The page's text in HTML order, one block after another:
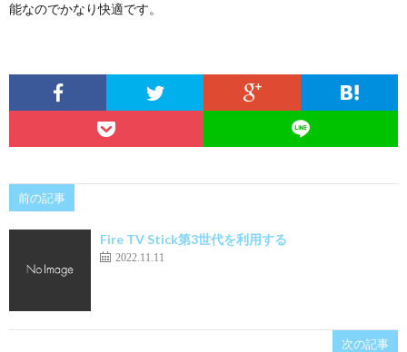
能なのでかなり快適です。
前の記事
Fire TV Stick第3世代を利用する
2022.11.11
次の記事